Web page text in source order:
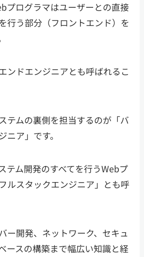
プログラマはユーザーとの直接
行う部分（フロントエンド）を
ンドエンジニアとも呼ばれるこ
テムの裏側を担当するのが「バ
ニア」です。
テム開発のすべてを行うWebプ
ルスタックエンジニア」とも呼
ー開発、ネットワーク、セキュ
ースの構築まで幅広い知識と経